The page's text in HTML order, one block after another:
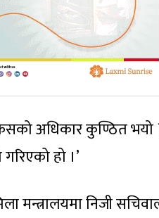
अधिकार कुण्ठित
हो ।’
मन्त्रालयमा निजी